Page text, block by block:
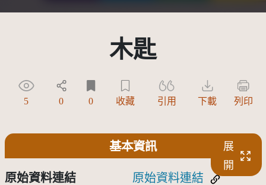
木匙
5 0 0 收藏 引用 下載 列印
基本資訊
展
開
原始資料連結 原始資料連結